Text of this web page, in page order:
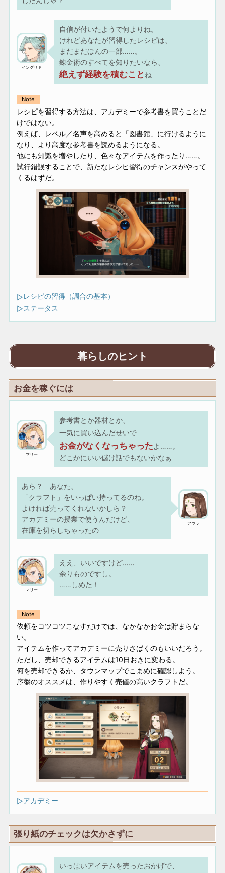
イングリド
自信が付いたようで何よりね。
けれどあなたが習得したレシピは、
まだまだほんの一部……。
錬金術のすべてを知りたいなら、
絶えず経験を積むこと ね
Note
レシピを習得する方法は、アカデミーで参考書を買うことだ
けではない。
例えば、レベル／名声を高めると「図書館」に行けるように
なり、より高度な参考書を読めるようになる。
他にも知識を増やしたり、色々なアイテムを作ったり……。
試行錯誤することで、新たなレシピ習得のチャンスがやって
くるはずだ。
レシピの習得（調合の基本）
ステータス
暮らしのヒント
お金を稼ぐには
マリー
参考書とか器材とか、
一気に買い込んだせいで
お金がなくなっちゃったよ……。
どこかにいい儲け話でもないかなぁ
あら？ あなた、
「クラフト」をいっぱい持ってるのね。
よければ売ってくれないかしら？
アカデミーの授業で使うんだけど、
在庫を切らしちゃったの
アウラ
マリー
ええ、いいですけど……
余りものですし。
……しめた！
Note
依頼をコツコツこなすだけでは、なかなかお金は貯まらな
い。
アイテムを作ってアカデミーに売りさばくのもいいだろう。
ただし、売却できるアイテムは10日おきに変わる。
何を売却できるか、タウンマップでこまめに確認しよう。
序盤のオススメは、作りやすく売値の高いクラフトだ。
アカデミー
張り紙のチェックは欠かさずに
いっぱいアイテムを売ったおかげで、